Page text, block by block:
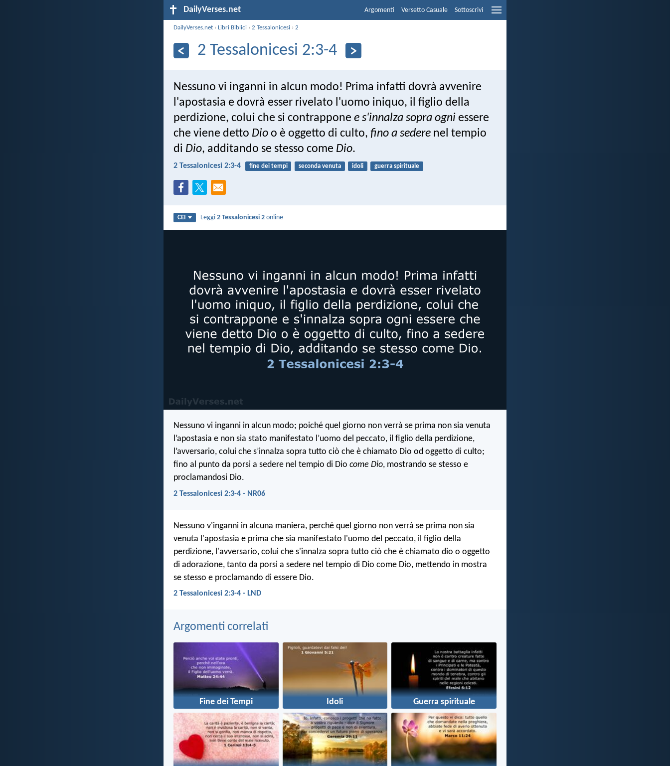
DailyVerses.net Argomenti Versetto Casuale Sottoscrivi
DailyVerses.net ›Libri Biblici ›2 Tessalonicesi ›2
2 Tessalonicesi 2:3-4
Nessuno vi inganni in alcun modo! Prima infatti dovrà avvenire
l'apostasia e dovrà esser rivelato l'uomo iniquo, il figlio della
perdizione, colui che si contrappone e s'innalza sopra ogni essere
che viene detto Dio o è oggetto di culto, fino a sedere nel tempio
di Dio, additando se stesso come Dio.
2 Tessalonicesi 2:3-4 fine dei tempi seconda venuta idoli guerra spirituale
CEI Leggi2 Tessalonicesi 2 online
Nessuno vi inganni in alcun modo; poiché quel giorno non verrà se prima non sia venuta
l’apostasia e non sia stato manifestato l’uomo del peccato, il figlio della perdizione,
l’avversario, colui che s’innalza sopra tutto ciò che è chiamato Dio od oggetto di culto;
fino al punto da porsi a sedere nel tempio di Dio come Dio, mostrando se stesso e
proclamandosi Dio.
2 Tessalonicesi 2:3-4 - NR06
Nessuno v'inganni in alcuna maniera, perché quel giorno non verrà se prima non sia
venuta l'apostasia e prima che sia manifestato l'uomo del peccato, il figlio della
perdizione, l'avversario, colui che s'innalza sopra tutto ciò che è chiamato dio o oggetto
di adorazione, tanto da porsi a sedere nel tempio di Dio come Dio, mettendo in mostra
se stesso e proclamando di essere Dio.
2 Tessalonicesi 2:3-4 - LND
Argomenti correlati
Fine dei Tempi Idoli Guerra spirituale